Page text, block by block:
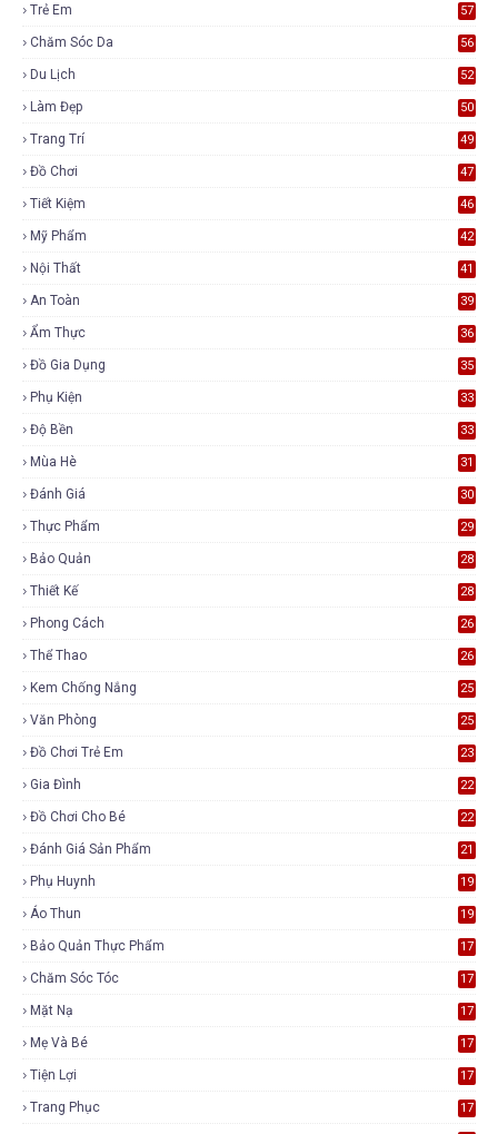
Trẻ Em 57
Chăm Sóc Da 56
Du Lịch 52
Làm Đẹp 50
Trang Trí 49
Đồ Chơi 47
Tiết Kiệm 46
Mỹ Phẩm 42
Nội Thất 41
An Toàn 39
Ẩm Thực 36
Đồ Gia Dụng 35
Phụ Kiện 33
Độ Bền 33
Mùa Hè 31
Đánh Giá 30
Thực Phẩm 29
Bảo Quản 28
Thiết Kế 28
Phong Cách 26
Thể Thao 26
Kem Chống Nắng 25
Văn Phòng 25
Đồ Chơi Trẻ Em 23
Gia Đình 22
Đồ Chơi Cho Bé 22
Đánh Giá Sản Phẩm 21
Phụ Huynh 19
Áo Thun 19
Bảo Quản Thực Phẩm 17
Chăm Sóc Tóc 17
Mặt Nạ 17
Mẹ Và Bé 17
Tiện Lợi 17
Trang Phục 17